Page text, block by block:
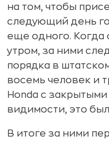
на том, чтобы
следующий день
еще одного. Когда
утром, за ними
порядка в
восемь человек и
Honda с
видимости, это
В итоге за ними